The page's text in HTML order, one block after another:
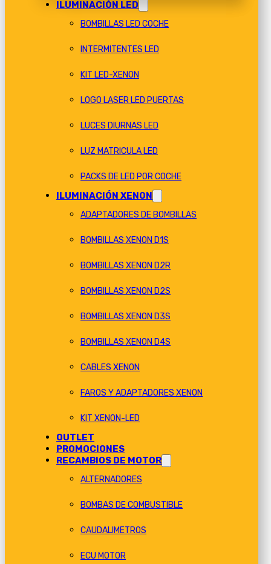
ILUMINACIÓN LED
BOMBILLAS LED COCHE
INTERMITENTES LED
KIT LED-XENON
LOGO LASER LED PUERTAS
LUCES DIURNAS LED
LUZ MATRICULA LED
PACKS DE LED POR COCHE
ILUMINACIÓN XENON
ADAPTADORES DE BOMBILLAS
BOMBILLAS XENON D1S
BOMBILLAS XENON D2R
BOMBILLAS XENON D2S
BOMBILLAS XENON D3S
BOMBILLAS XENON D4S
CABLES XENON
FAROS Y ADAPTADORES XENON
KIT XENON-LED
OUTLET
PROMOCIONES
RECAMBIOS DE MOTOR
ALTERNADORES
BOMBAS DE COMBUSTIBLE
CAUDALIMETROS
ECU MOTOR